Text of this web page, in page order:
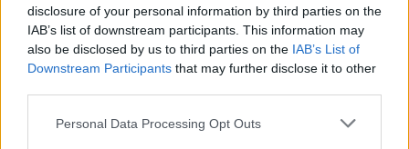
disclosure of your personal information by third parties on the
IAB’s list of downstream participants. This information may
also be disclosed by us to third parties on the IAB’s List of
Downstream Participants that may further disclose it to other
Please note that this website/app uses one or more Google
Personal Data Processing Opt Outs
Ρομάνο